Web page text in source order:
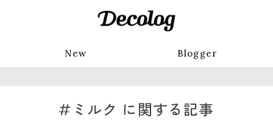
New Blogger
#ミルク に関する記事